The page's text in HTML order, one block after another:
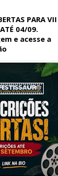
PARA VII
04/09.
e acesse a